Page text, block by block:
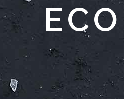
ECO